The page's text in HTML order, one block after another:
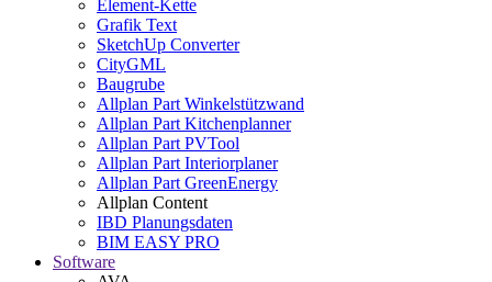
Element-Kette
Grafik Text
SketchUp Converter
CityGML
Baugrube
Allplan Part Winkelstützwand
Allplan Part Kitchenplanner
Allplan Part PVTool
Allplan Part Interiorplaner
Allplan Part GreenEnergy
Allplan Content
IBD Planungsdaten
BIM EASY PRO
Software